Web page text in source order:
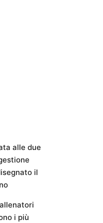
alle due
il
i più